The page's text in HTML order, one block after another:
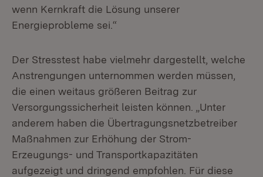
wenn Kernkraft die Lösung unserer
Energieprobleme sei.“
Der Stresstest habe vielmehr dargestellt, welche
Anstrengungen unternommen werden müssen,
die einen weitaus größeren Beitrag zur
Versorgungssicherheit leisten können. „Unter
anderem haben die Übertragungsnetzbetreiber
Maßnahmen zur Erhöhung der Strom-
Erzeugungs- und Transportkapazitäten
aufgezeigt und dringend empfohlen. Für diese